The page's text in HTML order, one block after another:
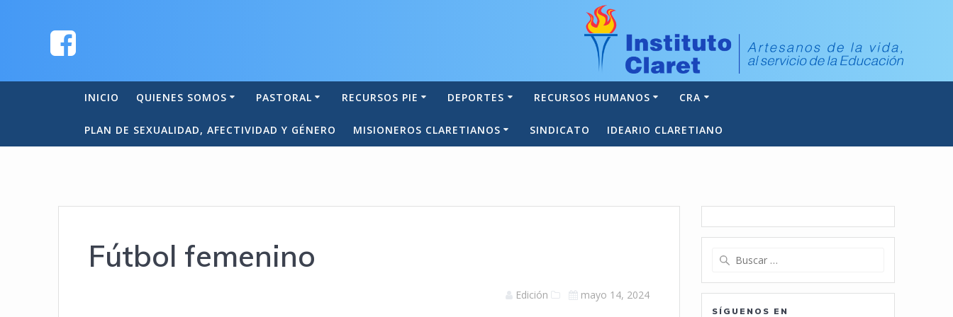
INICIO QUIENES SOMOS PASTORAL RECURSOS PIE DEPORTES RECURSOS HUMANOS CRA
PLAN DE SEXUALIDAD, AFECTIVIDAD Y GÉNERO MISIONEROS CLARETIANOS SINDICATO IDEARIO CLARETIANO
Fútbol femenino
Edición mayo 14, 2024
Buscar:
SÍGUENOS EN